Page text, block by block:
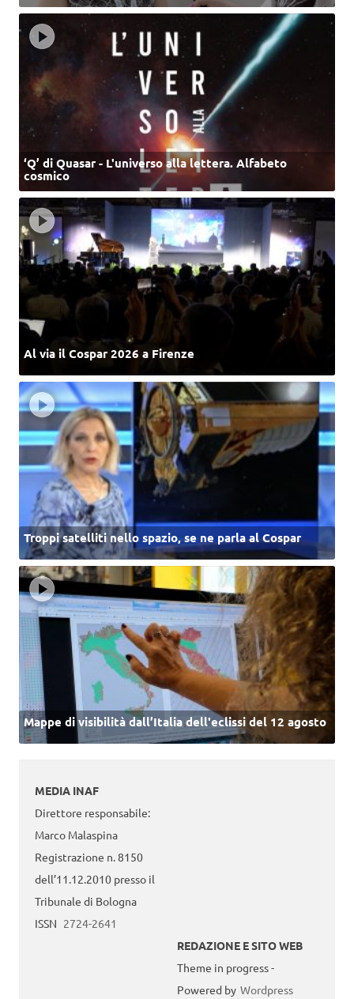
‘Q’ di Quasar - L'universo alla lettera. Alfabeto
cosmico
Al via il Cospar 2026 a Firenze
Troppi satelliti nello spazio, se ne parla al Cospar
Mappe di visibilità dall’Italia dell'eclissi del 12 agosto
MEDIA INAF
Direttore responsabile:
Marco Malaspina
Registrazione n. 8150
dell’11.12.2010 presso il
Tribunale di Bologna
ISSN 2724-2641
REDAZIONE E SITO WEB
Theme in progress -
Powered by Wordpress